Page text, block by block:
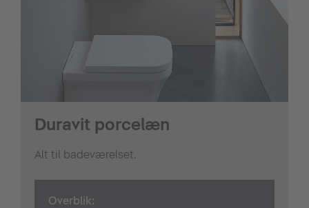
Duravit porcelæn
Alt til badeværelset.
Overblik: